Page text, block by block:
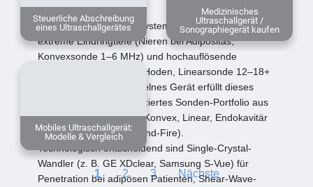
Steuerliche Abschreibung
eines Ultraschallgerätes
Medizinisches
Ultraschallgerät /
Sonographiegerät kaufen
Mobiles Ultraschallgerät:
Modelle & Vergleich
1 2 3 Nächste
Urologische Ultraschallsysteme müssen gleichzeitig
extreme Eindringtiefe (Nieren bei Adipositas,
Konvexsonde 1–6 MHz) und hochauflösende
Oberflächendiagnostik (Hoden, Linearsonde 12–18+
MHz) leisten – kein einzelnes Gerät erfüllt dieses
Spektrum ohne ein dediziertes Sonden-Portfolio aus
mindestens vier Typen (Konvex, Linear, Endokavitär
Side-Fire, Endokavitär End-Fire).
Technologisch entscheidend sind Single-Crystal-
Wandler (z. B. GE XDclear, Samsung S-Vue) für
Penetration bei adipösen Patienten, Shear-Wave-